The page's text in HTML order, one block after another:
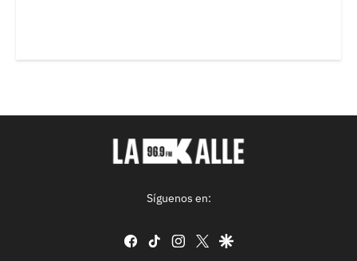
Síguenos en:
facebook
tiktok instagram
twittergoogle